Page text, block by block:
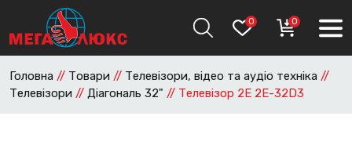
0 0
Головна // Товари // Телевізори, відео та аудіо техніка //
Телевізори // Діагональ 32" // Телевізор 2E 2E-32D3